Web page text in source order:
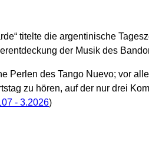
titelte die argentinische
der Musik des
Perlen des Tango Nuevo; vor
zu hören, auf der nur drei
- 3.2026)